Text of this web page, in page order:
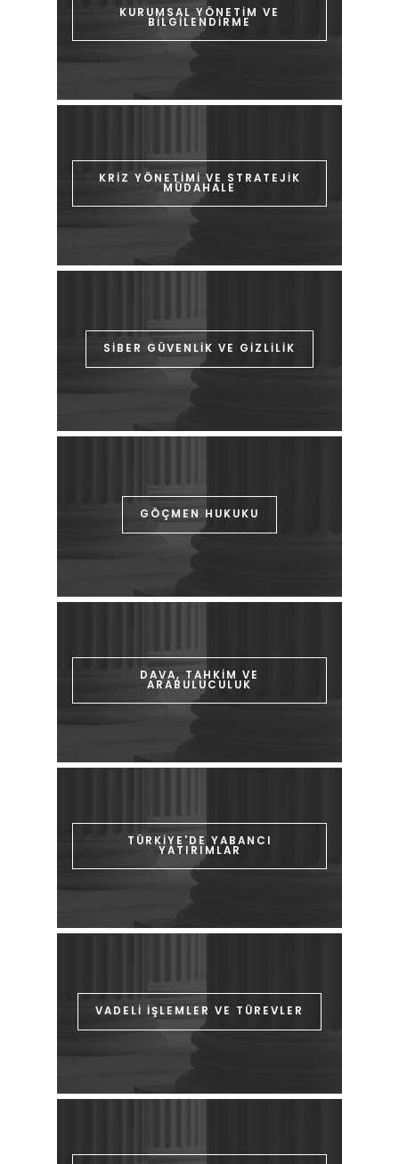
KURUMSAL YÖNETİM VE
BİLGİLENDİRME
KRİZ YÖNETİMİ VE STRATEJİK
MÜDAHALE
SİBER GÜVENLİK VE GİZLİLİK
GÖÇMEN HUKUKU
DAVA, TAHKİM VE
ARABULUCULUK
TÜRKİYE'DE YABANCI
YATIRIMLAR
VADELİ İŞLEMLER VE TÜREVLER